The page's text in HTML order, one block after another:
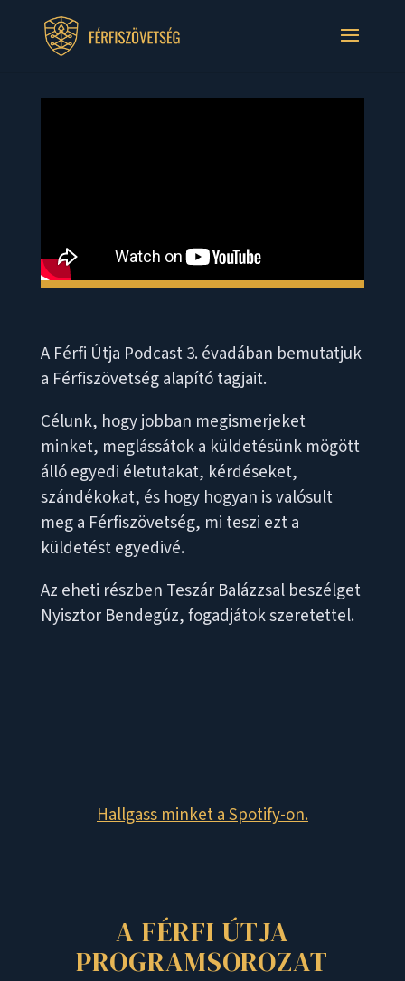
A Férfi Útja Podcast 3. évadában bemutatjuk
a Férfiszövetség alapító tagjait.
Célunk, hogy jobban megismerjeket
minket, meglássátok a küldetésünk mögött
álló egyedi életutakat, kérdéseket,
szándékokat, és hogy hogyan is valósult
meg a Férfiszövetség, mi teszi ezt a
küldetést egyedivé.
Az eheti részben Teszár Balázzsal beszélget
Nyisztor Bendegúz, fogadjátok szeretettel.
Hallgass minket a Spotify-on.
A FÉRFI ÚTJA
PROGRAMSOROZAT